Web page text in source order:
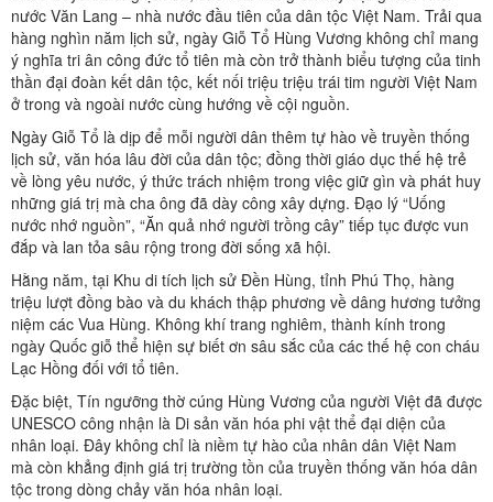
nước Văn Lang – nhà nước đầu tiên của dân tộc Việt Nam. Trải qua
hàng nghìn năm lịch sử, ngày Giỗ Tổ Hùng Vương không chỉ mang
ý nghĩa tri ân công đức tổ tiên mà còn trở thành biểu tượng của tinh
thần đại đoàn kết dân tộc, kết nối triệu triệu trái tim người Việt Nam
ở trong và ngoài nước cùng hướng về cội nguồn.
Ngày Giỗ Tổ là dịp để mỗi người dân thêm tự hào về truyền thống
lịch sử, văn hóa lâu đời của dân tộc; đồng thời giáo dục thế hệ trẻ
về lòng yêu nước, ý thức trách nhiệm trong việc giữ gìn và phát huy
những giá trị mà cha ông đã dày công xây dựng. Đạo lý “Uống
nước nhớ nguồn”, “Ăn quả nhớ người trồng cây” tiếp tục được vun
đắp và lan tỏa sâu rộng trong đời sống xã hội.
Hằng năm, tại Khu di tích lịch sử Đền Hùng, tỉnh Phú Thọ, hàng
triệu lượt đồng bào và du khách thập phương về dâng hương tưởng
niệm các Vua Hùng. Không khí trang nghiêm, thành kính trong
ngày Quốc giỗ thể hiện sự biết ơn sâu sắc của các thế hệ con cháu
Lạc Hồng đối với tổ tiên.
Đặc biệt, Tín ngưỡng thờ cúng Hùng Vương của người Việt đã được
UNESCO công nhận là Di sản văn hóa phi vật thể đại diện của
nhân loại. Đây không chỉ là niềm tự hào của nhân dân Việt Nam
mà còn khẳng định giá trị trường tồn của truyền thống văn hóa dân
tộc trong dòng chảy văn hóa nhân loại.